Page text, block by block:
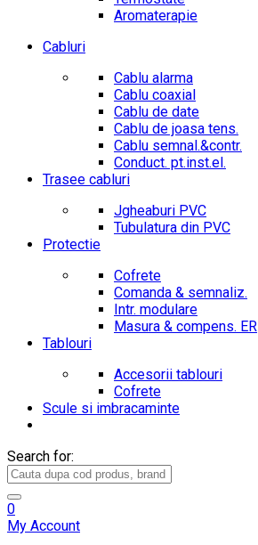
Aromaterapie
Cabluri
Cablu alarma
Cablu coaxial
Cablu de date
Cablu de joasa tens.
Cablu semnal.&contr.
Conduct. pt.inst.el.
Trasee cabluri
Jgheaburi PVC
Tubulatura din PVC
Protectie
Cofrete
Comanda & semnaliz.
Intr. modulare
Masura & compens. ER
Tablouri
Accesorii tablouri
Cofrete
Scule si imbracaminte
Search for:
0
My Account